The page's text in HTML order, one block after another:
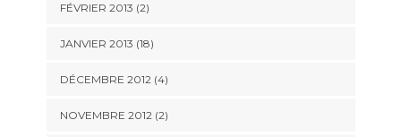
FÉVRIER 2013 (2)
JANVIER 2013 (18)
DÉCEMBRE 2012 (4)
NOVEMBRE 2012 (2)